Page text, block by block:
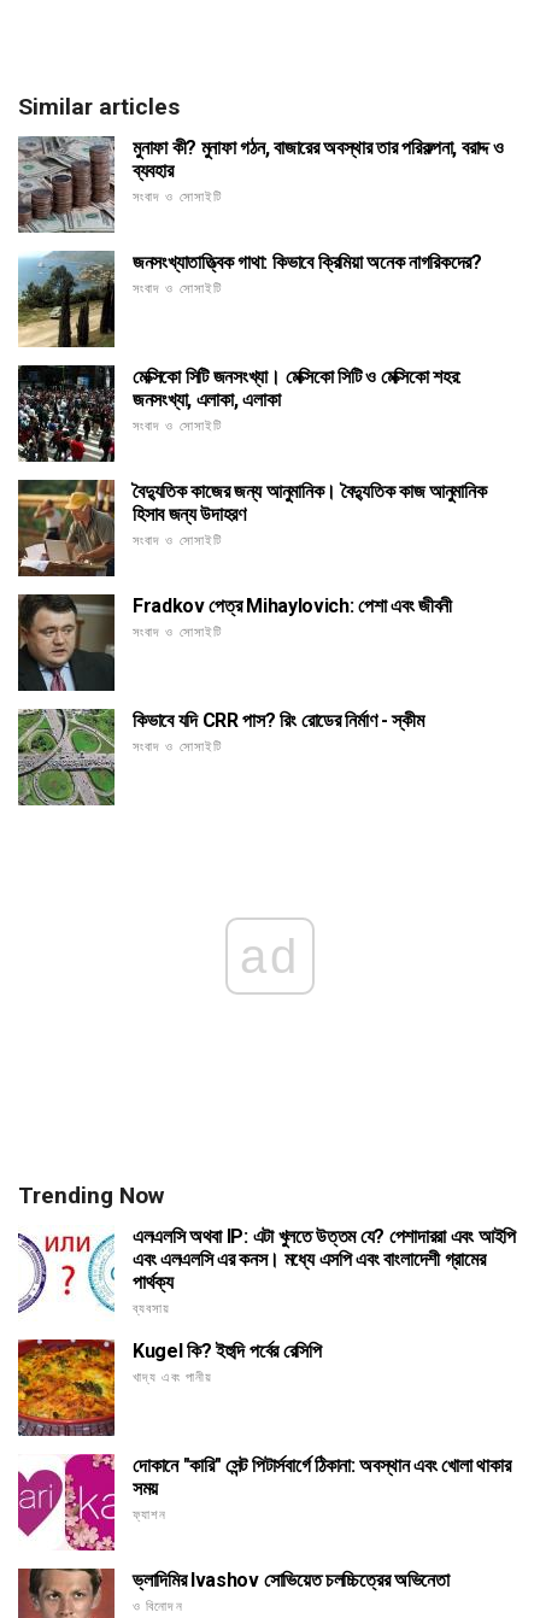
Similar articles
মুনাফা কী? মুনাফা গঠন, বাজারের অবস্থার তার পরিকল্পনা, বরাদ্দ ও
ব্যবহার
সংবাদ ও সোসাইটি
জনসংখ্যাতাত্ত্বিক গাথা: কিভাবে ক্রিমিয়া অনেক নাগরিকদের?
সংবাদ ও সোসাইটি
মেক্সিকো সিটি জনসংখ্যা। মেক্সিকো সিটি ও মেক্সিকো শহর:
জনসংখ্যা, এলাকা, এলাকা
সংবাদ ও সোসাইটি
বৈদ্যুতিক কাজের জন্য আনুমানিক। বৈদ্যুতিক কাজ আনুমানিক
হিসাব জন্য উদাহরণ
সংবাদ ও সোসাইটি
Fradkov পেত্র Mihaylovich: পেশা এবং জীবনী
সংবাদ ও সোসাইটি
কিভাবে যদি CRR পাস? রিং রোডের নির্মাণ - স্কীম
সংবাদ ও সোসাইটি
ad
Trending Now
এলএলসি অথবা IP: এটা খুলতে উত্তম যে? পেশাদাররা এবং আইপি
এবং এলএলসি এর কনস। মধ্যে এসপি এবং বাংলাদেশী গ্রামের
পার্থক্য
ব্যবসায়
Kugel কি? ইহুদি পর্বের রেসিপি
খাদ্য এবং পানীয়
দোকানে "কারি" সেন্ট পিটার্সবার্গে ঠিকানা: অবস্থান এবং খোলা থাকার
সময়
ফ্যাশন
ভ্লাদিমির Ivashov সোভিয়েত চলচ্চিত্রের অভিনেতা
ও বিনোদন